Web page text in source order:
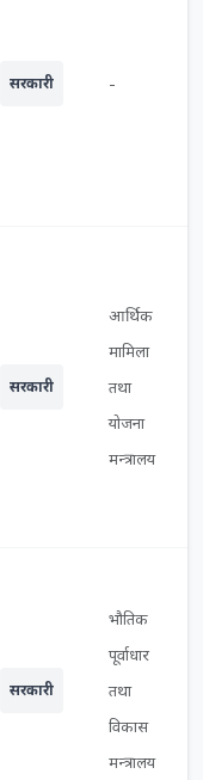
सरकारी -
सरकारी
आर्थिक
मामिला
तथा
योजना
मन्त्रालय
सरकारी
भौतिक
पूर्वाधार
तथा
विकास
मन्त्रालय